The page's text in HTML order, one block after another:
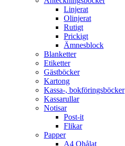
Linjerat
Olinjerat
Rutigt
Prickigt
Ämnesblock
Blanketter
Etiketter
Gästböcker
Kartong
Kassa-, bokföringsböcker
Kassarullar
Notisar
Post-it
Flikar
Papper
A4 Ohålat